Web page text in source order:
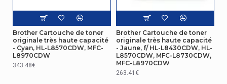
Brother Cartouche de toner
originale très haute capacité
- Cyan, HL-L8570CDW, MFC-
L8970CDW
343.48€
Brother Cartouche de toner
originale très haute capacité
- Jaune, f/ HL-L8430CDW, HL-
L8570CDW, MFC-L8730CDW,
MFC-L8970CDW
263.41€